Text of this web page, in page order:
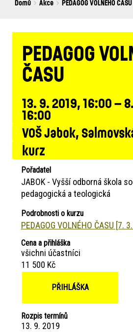
Breadcrumbs
You
Domů Akce PEDAGOG VOLNÉHO ČASU
PEDAGOG
ČASU
13. 9. 2019, 16:00 –
16:00
VOŠ Jabok,
kurz
Pořadatel
JABOK - Vyšší odborná škola
pedagogická a teologická
Podrobnosti o kurzu
PEDAGOG VOLNÉHO ČASU [7.
Cena a přihláška
všichni účastníci
11 500 Kč
PŘIHLÁŠKA
Rozpis termínů
13. 9. 2019